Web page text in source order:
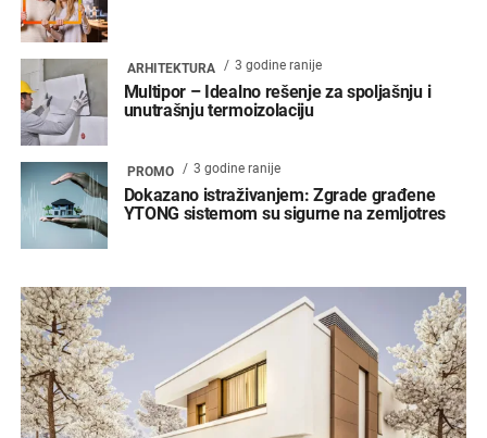
ARHITEKTURA 3 godine ranije
Multipor – Idealno rešenje za spoljašnju i
unutrašnju termoizolaciju
PROMO 3 godine ranije
Dokazano istraživanjem: Zgrade građene
YTONG sistemom su sigurne na zemljotres